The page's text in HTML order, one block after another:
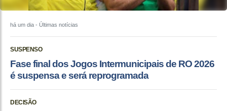
há um dia - Últimas notícias
SUSPENSO
Fase final dos Jogos Intermunicipais de RO 2026
é suspensa e será reprogramada
DECISÃO